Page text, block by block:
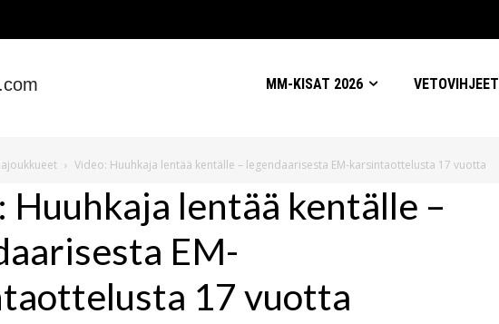
MM-KISAT 2026 VETOVIHJEET
Video: Huuhkaja lentää kentälle – legendaarisesta EM-karsintaottelusta 17 vuotta
Huuhkaja lentää kentälle –
EM-
17 vuotta